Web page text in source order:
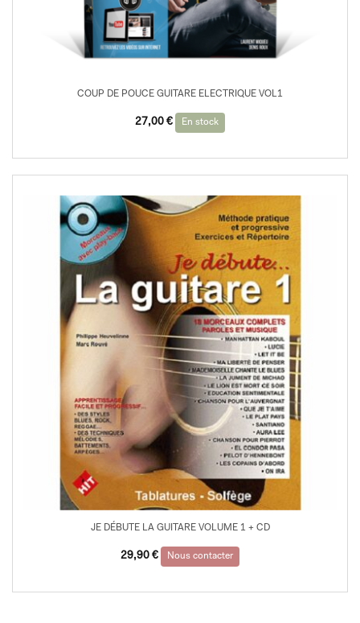
COUP DE POUCE GUITARE ELECTRIQUE VOL1
27,00 € En stock
JE DÉBUTE LA GUITARE VOLUME 1 + CD
29,90 € Nous contacter